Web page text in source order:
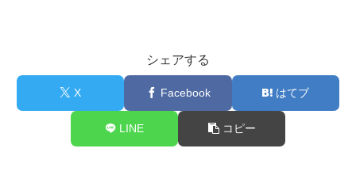
シェアする
X Facebook はてブ
LINE コピー